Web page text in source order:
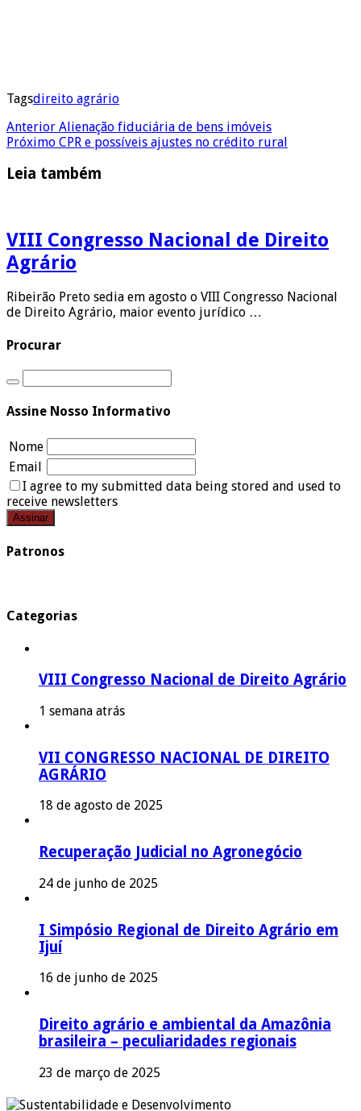
Tagsdireito agrário
Anterior Alienação fiduciária de bens imóveis
Próximo CPR e possíveis ajustes no crédito rural
Leia também
VIII Congresso Nacional de Direito
Agrário
Ribeirão Preto sedia em agosto o VIII Congresso Nacional
de Direito Agrário, maior evento jurídico …
Procurar
Assine Nosso Informativo
Nome
Email
I agree to my submitted data being stored and used to
receive newsletters
Patronos
Categorias
VIII Congresso Nacional de Direito Agrário
1 semana atrás
VII CONGRESSO NACIONAL DE DIREITO
AGRÁRIO
18 de agosto de 2025
Recuperação Judicial no Agronegócio
24 de junho de 2025
I Simpósio Regional de Direito Agrário em
Ijuí
16 de junho de 2025
Direito agrário e ambiental da Amazônia
brasileira – peculiaridades regionais
23 de março de 2025